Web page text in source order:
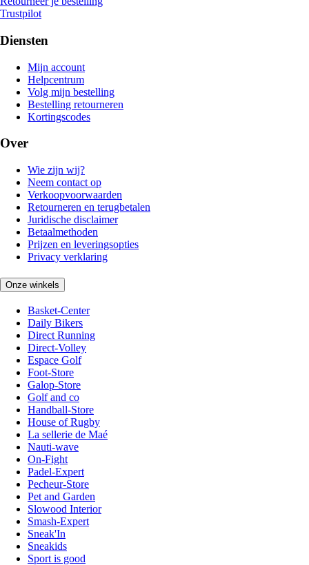
Trustpilot
Diensten
Mijn account
Helpcentrum
Volg mijn bestelling
Bestelling retourneren
Kortingscodes
Over
Wie zijn wij?
Neem contact op
Verkoopvoorwaarden
Retourneren en terugbetalen
Juridische disclaimer
Betaalmethoden
Prijzen en leveringsopties
Privacy verklaring
Onze winkels
Basket-Center
Daily Bikers
Direct Running
Direct-Volley
Espace Golf
Foot-Store
Galop-Store
Golf and co
Handball-Store
House of Rugby
La sellerie de Maé
Nauti-wave
On-Fight
Padel-Expert
Pecheur-Store
Pet and Garden
Slowood Interior
Smash-Expert
Sneak'In
Sneakids
Sport is good